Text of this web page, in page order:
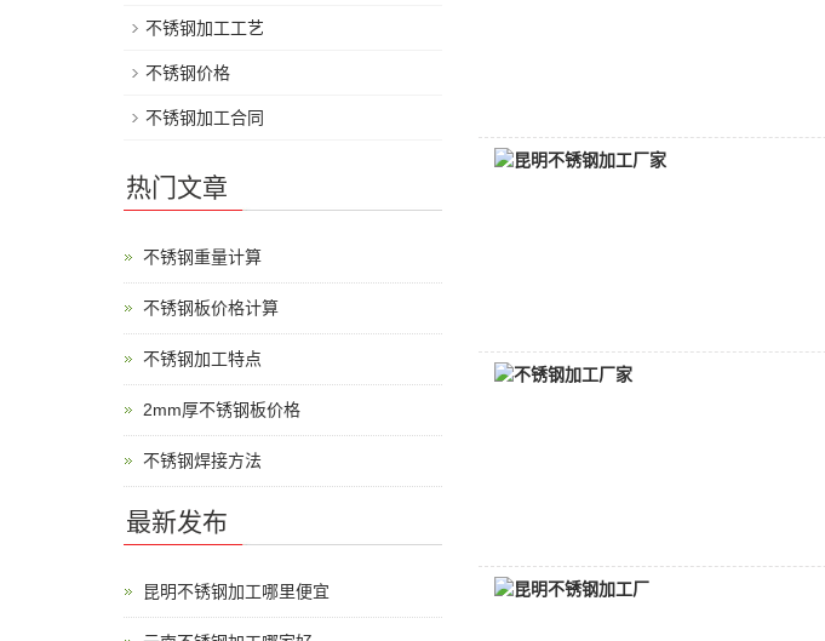
不锈钢加工工艺
不锈钢价格
不锈钢加工合同
热门文章
不锈钢重量计算
不锈钢板价格计算
不锈钢加工特点
2mm厚不锈钢板价格
不锈钢焊接方法
最新发布
昆明不锈钢加工哪里便宜